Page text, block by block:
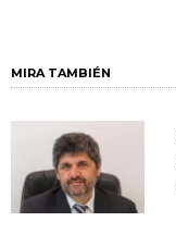
MIRA TAMBIÉN